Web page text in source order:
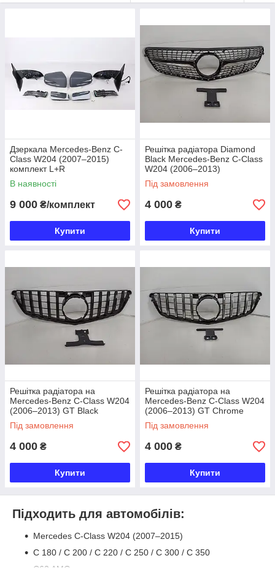
AMG / GT / Diamond / Chrome
декоративні накладки на кузов
Дзеркала Mercedes-Benz C-
Class W204 (2007–2015)
комплект L+R
В наявності
9 000 ₴/комплект
Купити
Решітка радіатора Diamond
Black Mercedes-Benz C-Class
W204 (2006–2013)
Під замовлення
4 000 ₴
Купити
Решітка радіатора на
Mercedes-Benz C-Class W204
(2006–2013) GT Black
Під замовлення
4 000 ₴
Купити
Решітка радіатора на
Mercedes-Benz C-Class W204
(2006–2013) GT Chrome
Black
Під замовлення
4 000 ₴
Купити
Підходить для автомобілів:
Mercedes C-Class W204 (2007–2015)
C 180 / C 200 / C 220 / C 250 / C 300 / C 350